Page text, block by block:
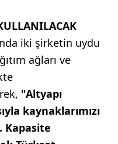
iki şirketin uydu
ağları ve
"Altyapı
kaynaklarımızı
Kapasite